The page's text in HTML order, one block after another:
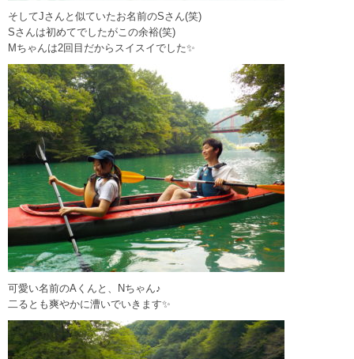
そしてJさんと似ていたお名前のSさん(笑)
Sさんは初めてでしたがこの余裕(笑)
Mちゃんは2回目だからスイスイでした✨
可愛い名前のAくんと、Nちゃん♪
二るとも爽やかに漕いでいきます✨